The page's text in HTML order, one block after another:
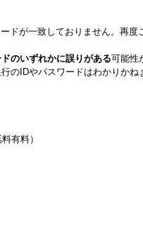
ドが一致しておりません。再
のいずれかに誤りがある可能性
のIDやパスワードはわかりか
有料）